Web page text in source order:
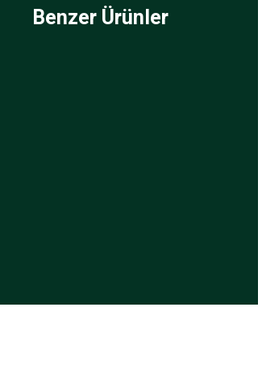
Benzer Ürünler